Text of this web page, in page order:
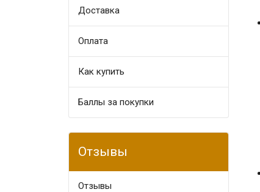
Доставка
Оплата​
Как купить
Баллы за покупки
Отзывы
Отзывы